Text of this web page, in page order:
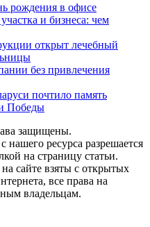
рождения в офисе
и бизнеса: чем
открыт лечебный
без привлечения
почтило память
Победы
защищены.
ресурса разрешается
на страницу статьи.
сайте взяты с открытых
все права на
владельцам.